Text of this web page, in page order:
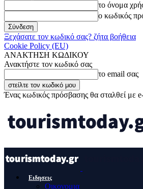
το όνομα
ο κωδικός
Ξεχάσατε τον κωδικό σας? ζήτα βοήθεια
Cookie Policy (EU)
ΑΝΑΚΤΗΣΗ ΚΩΔΙΚΟΥ
Ανακτήστε τον κωδικό σας
το email σας
Ένας κωδικός πρόσβασης θα σταλθεί με
Ειδησεις
Οικονομια